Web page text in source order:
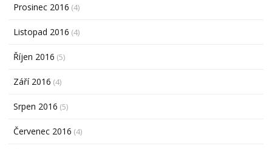
Prosinec 2016 (4)
Listopad 2016 (4)
Říjen 2016 (5)
Září 2016 (4)
Srpen 2016 (5)
Červenec 2016 (4)